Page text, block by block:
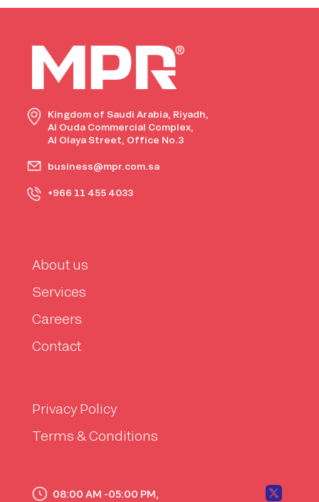
Kingdom of Saudi Arabia, Riyadh,
Al Ouda Commercial Complex,
Al Olaya Street, Office No.3
business@mpr.com.sa
+966 11 455 4033
About us
Services
Careers
Contact
Privacy Policy
Terms & Conditions
08:00 AM -05:00 PM,